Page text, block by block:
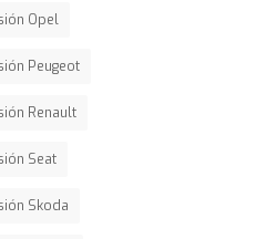
Opel
Peugeot
Renault
Seat
Skoda